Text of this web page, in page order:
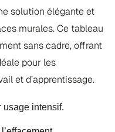
solution élégante et
murales. Ce tableau
sans cadre, offrant
pour les
et d’apprentissage.
usage intensif.